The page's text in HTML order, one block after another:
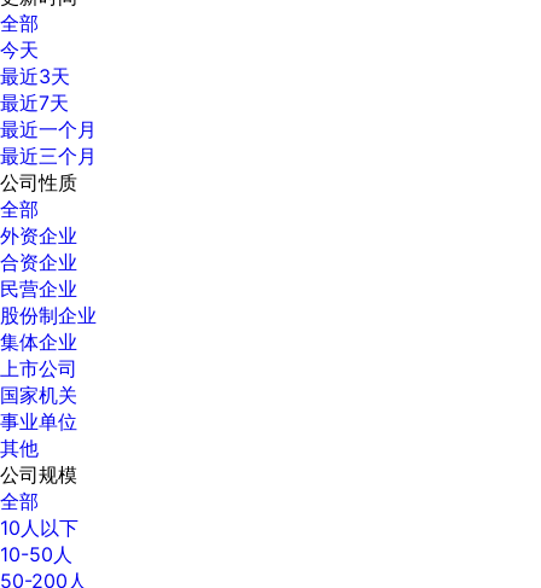
全部
今天
最近3天
最近7天
最近一个月
最近三个月
公司性质
全部
外资企业
合资企业
民营企业
股份制企业
集体企业
上市公司
国家机关
事业单位
其他
公司规模
全部
10人以下
10-50人
50-200人